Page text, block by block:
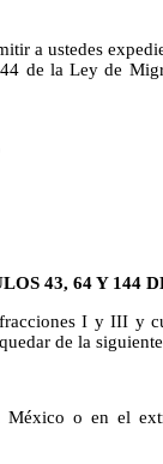
a ustedes
de la Ley de
43, 64 Y 144
I y III y
de la
México o en el